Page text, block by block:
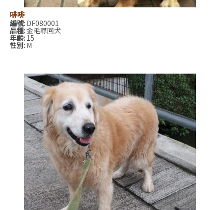
啡啡
編號: DF080001
品種:金毛尋回犬
年齡: 15
性別: M